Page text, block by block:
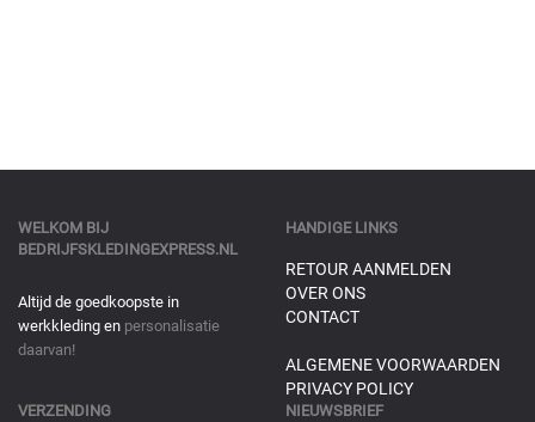
WELKOM BIJ
BEDRIJFSKLEDINGEXPRESS.NL
Altijd de goedkoopste in
werkkleding en personalisatie
daarvan!
HANDIGE LINKS
RETOUR AANMELDEN
OVER ONS
CONTACT
ALGEMENE VOORWAARDEN
PRIVACY POLICY
VERZENDING NIEUWSBRIEF